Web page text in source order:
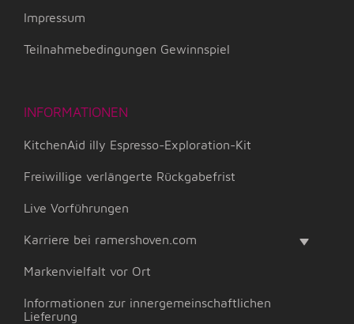
Impressum
Teilnahmebedingungen Gewinnspiel
INFORMATIONEN
KitchenAid illy Espresso-Exploration-Kit
Freiwillige verlängerte Rückgabefrist
Live Vorführungen
Karriere bei ramershoven.com
Markenvielfalt vor Ort
Informationen zur innergemeinschaftlichen
Lieferung